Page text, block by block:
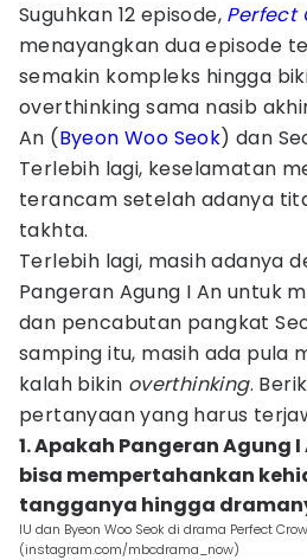
Suguhkan 12 episode, Perfect
menayangkan dua episode
semakin kompleks hingga
overthinking sama nasib
An (Byeon Woo Seok) dan
Terlebih lagi, keselamatan
terancam setelah adanya
takhta.
Terlebih lagi, masih adanya
Pangeran Agung I An untuk
dan pencabutan pangkat
samping itu, masih ada pula
kalah bikin overthinking.
pertanyaan yang harus
1. Apakah Pangeran Agung
bisa mempertahankan
tangganya hingga
IU dan Byeon Woo Seok di drama Perfect
(instagram.com/mbcdrama_now)